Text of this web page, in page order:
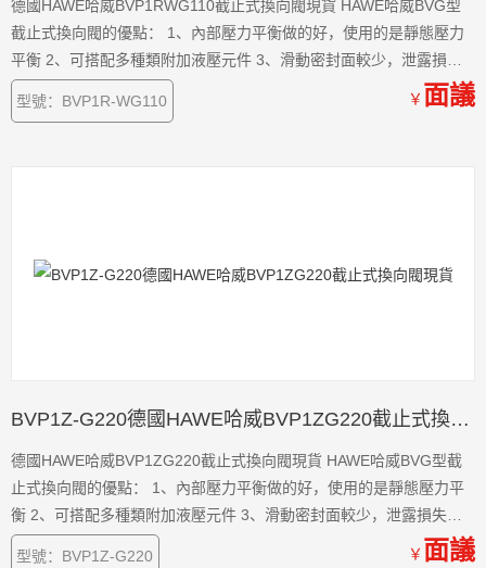
德國HAWE哈威BVP1RWG110截止式換向閥現貨 HAWE哈威BVG型
截止式換向閥的優點： 1、內部壓力平衡做的好，使用的是靜態壓力
平衡 2、可搭配多種類附加液壓元件 3、滑動密封面較少，泄露損失
小。 4、所有的油口具有相同的耐壓值 5、安全性能高，發生意外的
概率小 6、閥體耐磨損程度高，損耗低，使用時間長。 7、使用靈活
型號：BVP1R-WG110 ￥ 面議
BVP1Z-G220德國HAWE哈威BVP1ZG220截止式換向閥現貨
德國HAWE哈威BVP1ZG220截止式換向閥現貨 HAWE哈威BVG型截
止式換向閥的優點： 1、內部壓力平衡做的好，使用的是靜態壓力平
衡 2、可搭配多種類附加液壓元件 3、滑動密封面較少，泄露損失
小。 4、所有的油口具有相同的耐壓值 5、安全性能高，發生意外的
型號：BVP1Z-G220 ￥ 面議